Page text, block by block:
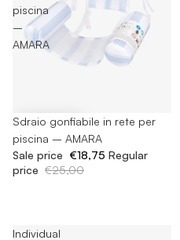
piscina
–
AMARA
-25%
Sdraio gonfiabile in rete per
piscina – AMARA
Sale price €18,75 Regular
price €25,00
Individual